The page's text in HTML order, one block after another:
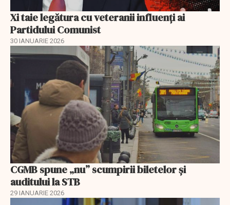
Xi taie legătura cu veteranii influenți ai
Partidului Comunist
30 IANUARIE 2026
CGMB spune „nu” scumpirii biletelor și
auditului la STB
29 IANUARIE 2026